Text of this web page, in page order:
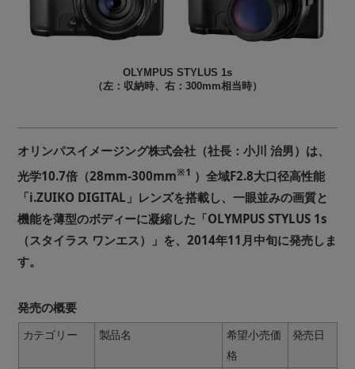
OLYMPUS STYLUS 1s
（左：収納時、右：300mm相当時）
オリンパスイメージング株式会社（社長：小川 治男）は、
光学10.7倍（28mm-300mm※1 ）全域F2.8大口径高性能
「i.ZUIKO DIGITAL」レンズを搭載し、一眼並みの画質と
機能を薄型のボディーに凝縮した「OLYMPUS STYLUS 1s
（スタイラス ワンエス）」を、2014年11月中旬に発売しま
す。
発売の概要
カテゴリー 製品名
希望小売価
格
発売日